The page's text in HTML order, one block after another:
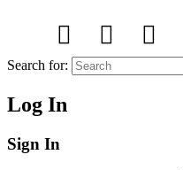
Search for:
Log In
Sign In